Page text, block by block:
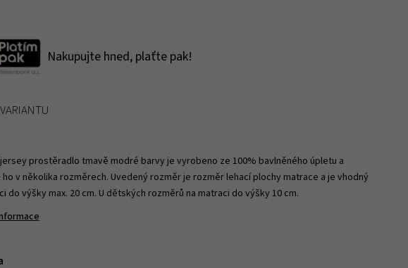
Nakupujte hned, plaťte pak!
prostěradlo tmavě modré barvy je vyrobeno ze 100% bavlněného úpletu a
ho v několika rozměrech. Uvedený rozměr je rozměr lehací plochy matrace a je vhodný
do výšky max. 20 cm. U dětských rozměrů na matraci do výšky 10 cm.